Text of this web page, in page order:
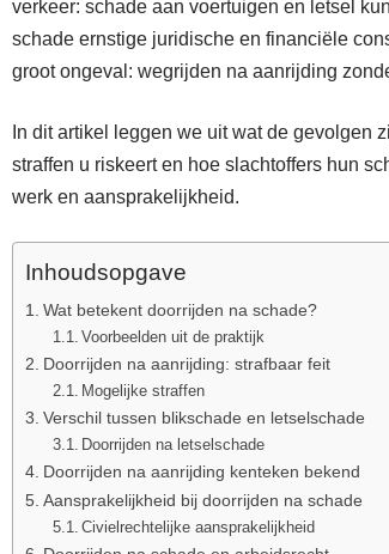
verkeer: schade aan voertuigen en letsel
schade ernstige juridische en financiële
groot ongeval: wegrijden na aanrijding
In dit artikel leggen we uit wat de gevolgen
straffen u riskeert en hoe slachtoffers hun
werk en aansprakelijkheid.
Inhoudsopgave
Wat betekent doorrijden na schade?
Voorbeelden uit de praktijk
Doorrijden na aanrijding: strafbaar feit
Mogelijke straffen
Verschil tussen blikschade en letselschade
Doorrijden na letselschade
Doorrijden na aanrijding kenteken bekend
Aansprakelijkheid bij doorrijden na schade
Civielrechtelijke aansprakelijkheid